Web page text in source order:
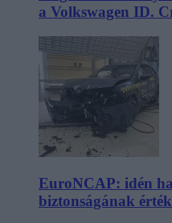
a Volkswagen ID.
EuroNCAP: idén
biztonságának